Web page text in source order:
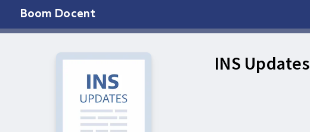
Boom Docent
INS Updates